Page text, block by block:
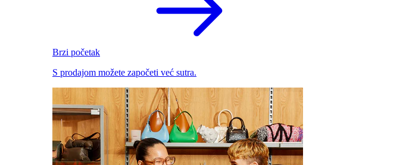
Brzi početak
S prodajom možete započeti već sutra.